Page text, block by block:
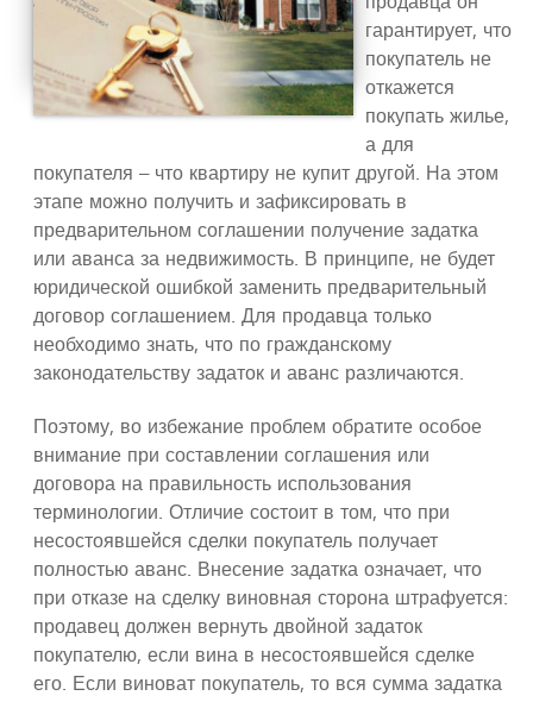
гарантирует, что
покупатель не
откажется
покупать жилье,
а для
покупателя – что квартиру не купит другой. На этом
этапе можно получить и зафиксировать в
предварительном соглашении получение задатка
или аванса за недвижимость. В принципе, не будет
юридической ошибкой заменить предварительный
договор соглашением. Для продавца только
необходимо знать, что по гражданскому
законодательству задаток и аванс различаются.
Поэтому, во избежание проблем обратите особое
внимание при составлении соглашения или
договора на правильность использования
терминологии. Отличие состоит в том, что при
несостоявшейся сделки покупатель получает
полностью аванс. Внесение задатка означает, что
при отказе на сделку виновная сторона штрафуется:
продавец должен вернуть двойной задаток
покупателю, если вина в несостоявшейся сделке
его. Если виноват покупатель, то вся сумма задатка